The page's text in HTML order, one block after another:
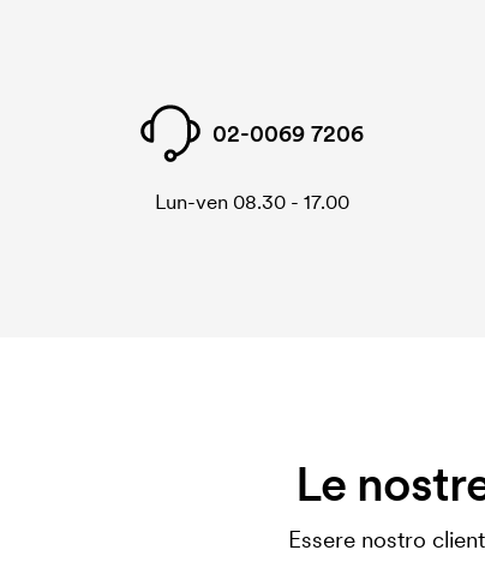
02-0069 7206
Lun-ven 08.30 - 17.00
Le
Essere nostro